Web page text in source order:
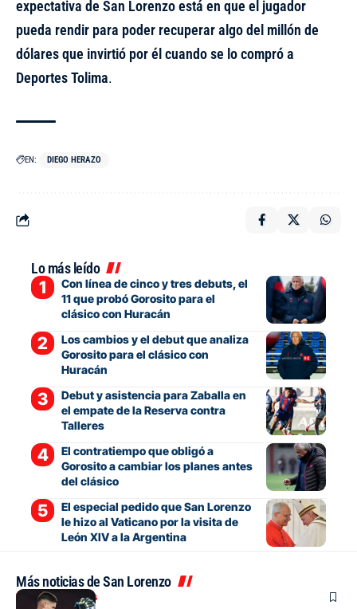
expectativa de San Lorenzo está en que el jugador
pueda rendir para poder recuperar algo del millón de
dólares que invirtió por él cuando se lo compró a
Deportes Tolima.
EN: DIEGO HERAZO
Lo más leído
Con línea de cinco y tres debuts, el
11 que probó Gorosito para el
clásico con Huracán
Los cambios y el debut que analiza
Gorosito para el clásico con
Huracán
Debut y asistencia para Zaballa en
el empate de la Reserva contra
Talleres
El contratiempo que obligó a
Gorosito a cambiar los planes antes
del clásico
El especial pedido que San Lorenzo
le hizo al Vaticano por la visita de
León XIV a la Argentina
Más noticias de San Lorenzo
Mercado de pases